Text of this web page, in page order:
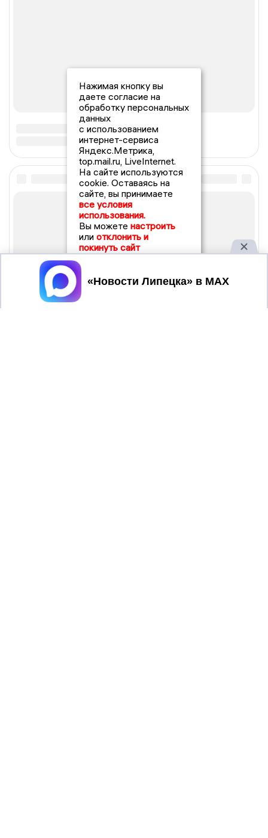
Нажимая кнопку вы
даете согласие на
обработку персональных
данных
с использованием
интернет-сервиса
Яндекс.Метрика,
top.mail.ru, LiveInternet.
На сайте используются
cookie. Оставаясь на
сайте, вы принимаете
все условия
использования.
Вы можете настроить
или отклонить и
покинуть сайт
Принять